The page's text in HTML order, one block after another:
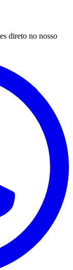
direto no nosso